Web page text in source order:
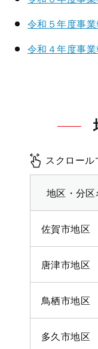
令和５年度事
令和４年度事
地区・分区
佐賀市地区
唐津市地区
鳥栖市地区
多久市地区
スクロール